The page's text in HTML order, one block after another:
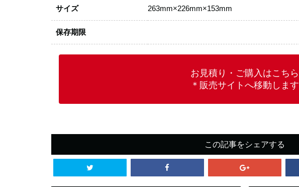
サイズ 263mm×226mm×153mm
保存期限
お見積り・ご購入はこちら
＊販売サイトへ移動します
この記事をシェアする